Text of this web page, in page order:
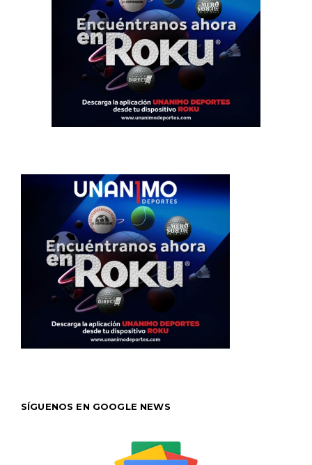
SÍGUENOS EN GOOGLE NEWS